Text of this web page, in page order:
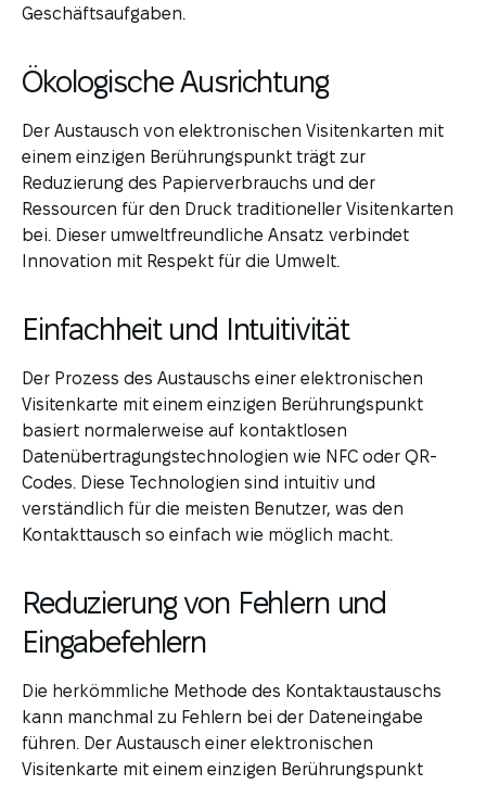
Geschäftsaufgaben.
Ökologische Ausrichtung
Der Austausch von elektronischen Visitenkarten mit
einem einzigen Berührungspunkt trägt zur
Reduzierung des Papierverbrauchs und der
Ressourcen für den Druck traditioneller Visitenkarten
bei. Dieser umweltfreundliche Ansatz verbindet
Innovation mit Respekt für die Umwelt.
Einfachheit und Intuitivität
Der Prozess des Austauschs einer elektronischen
Visitenkarte mit einem einzigen Berührungspunkt
basiert normalerweise auf kontaktlosen
Datenübertragungstechnologien wie NFC oder QR-
Codes. Diese Technologien sind intuitiv und
verständlich für die meisten Benutzer, was den
Kontakttausch so einfach wie möglich macht.
Reduzierung von Fehlern und
Eingabefehlern
Die herkömmliche Methode des Kontaktaustauschs
kann manchmal zu Fehlern bei der Dateneingabe
führen. Der Austausch einer elektronischen
Visitenkarte mit einem einzigen Berührungspunkt